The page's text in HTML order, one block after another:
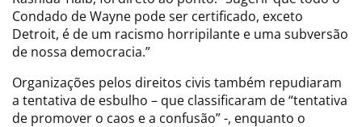
Condado de Wayne pode ser certificado, exceto
Detroit, é de um racismo horripilante e uma subversão
de nossa democracia.”
Organizações pelos direitos civis também repudiaram
a tentativa de esbulho – que classificaram de “tentativa
de promover o caos e a confusão” -, enquanto o